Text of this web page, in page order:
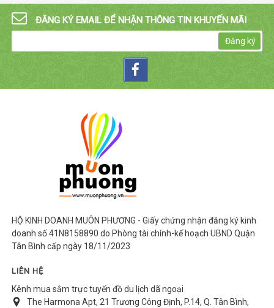
ĐĂNG KÝ EMAIL ĐỂ NHẬN THÔNG TIN KHUYẾN MÃI
Đăng ký
HỘ KINH DOANH MUÔN PHƯƠNG - Giấy chứng nhận đăng ký kinh
doanh số 41N8158890 do Phòng tài chính-kế hoạch UBND Quận
Tân Bình cấp ngày 18/11/2023
LIÊN HỆ
Kênh mua sắm trực tuyến đồ du lịch dã ngoại
The Harmona Apt, 21 Trương Công Định, P.14, Q. Tân Bình,